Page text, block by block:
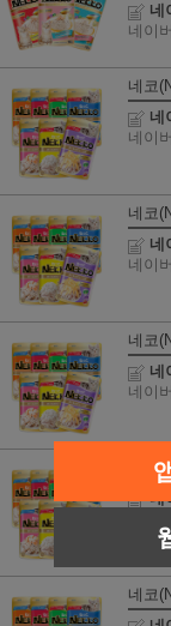
네
네이
네코
네
네이
네코
네
네이
네코
네
네이
네코
네
네코